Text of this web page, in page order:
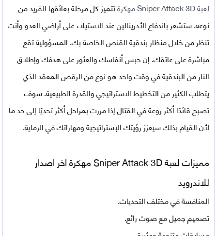
لعبة Sniper Attack 3D مهكرة
تتميز كل مرحلة بعائقها الفريد من
نوعه. ستشعر باندفاع الأدرينالين عند الاستيلاء على أراضي العدو وأنت
تنظر من خلال منظار بندقية القنص الخاصة بك. المسؤولية تقع
مباشرة على عاتقك. إن حبس أنفاسك والعثور على هدفك وإطلاق
النار من البندقية في وقت واحد هو نوع من الرقص المعقد الذي
يتطلب الكثير من التخطيط الاستراتيجي والقدرة الطبيعية. سوف
تصبح قائدًا أكثر روعة في القتال إذا مررت بمراحل أكثر تحديًا إلى حد ما
لأن القيام بذلك سيعزز رؤيتك الإستراتيجية ومهاراتك في الرماية.
مميزات لعبة Sniper Attack 3D مهكرة اخر اصدار
للاندرويد
المنافسة في مختلف التحديات.
تصميم جميل مع صوت رائع.